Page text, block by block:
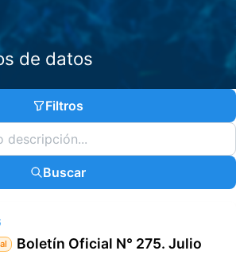
de datos
Filtros
Buscar
Boletín Oficial N° 275. Julio